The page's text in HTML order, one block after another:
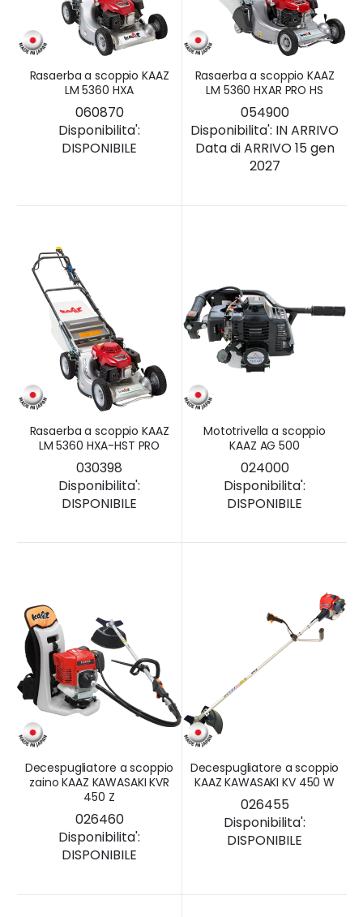
Rasaerba a scoppio KAAZ
LM 5360 HXA
060870
Disponibilita':
DISPONIBILE
Rasaerba a scoppio KAAZ
LM 5360 HXAR PRO HS
054900
Disponibilita': IN ARRIVO
Data di ARRIVO 15 gen
2027
Rasaerba a scoppio KAAZ
LM 5360 HXA-HST PRO
030398
Disponibilita':
DISPONIBILE
Mototrivella a scoppio
KAAZ AG 500
024000
Disponibilita':
DISPONIBILE
Decespugliatore a scoppio
zaino KAAZ KAWASAKI KVR
450 Z
026460
Disponibilita':
DISPONIBILE
Decespugliatore a scoppio
KAAZ KAWASAKI KV 450 W
026455
Disponibilita':
DISPONIBILE